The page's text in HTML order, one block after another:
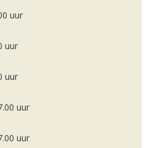
uur
uur
uur
uur
uur